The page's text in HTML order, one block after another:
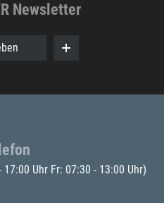
Newsletter
17:00 Uhr Fr: 07:30 - 13:00 Uhr)